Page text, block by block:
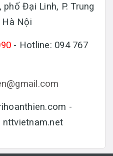
Đại Linh, P. Trung
Hà Nội
- Hotline: 094 767
-
nttvietnam.net